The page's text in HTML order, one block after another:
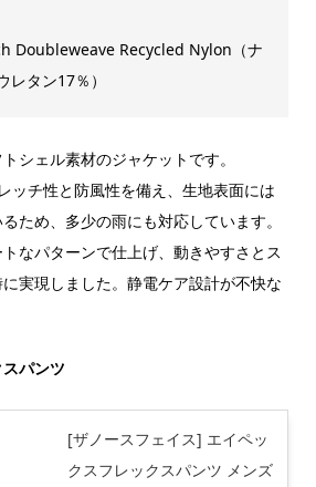
Doubleweave Recycled Nylon（ナ
レタン17％）
シェル素材のジャケットです。
ッチ性と防風性を備え、生地表面には
ため、多少の雨にも対応しています。
なパターンで仕上げ、動きやすさとス
実現しました。静電ケア設計が不快な
パンツ
[ザノースフェイス] エイペッ
クスフレックスパンツ メンズ